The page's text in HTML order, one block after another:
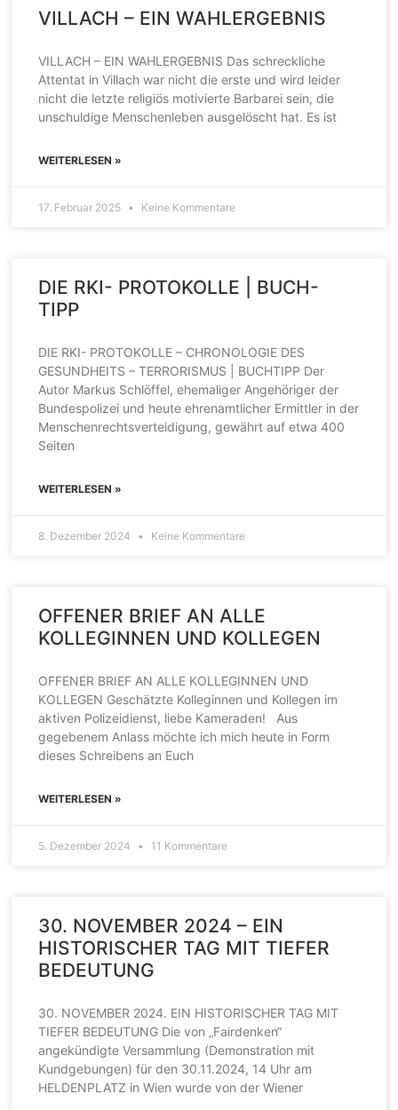
VILLACH – EIN WAHLERGEBNIS
VILLACH – EIN WAHLERGEBNIS Das schreckliche
Attentat in Villach war nicht die erste und wird leider
nicht die letzte religiös motivierte Barbarei sein, die
unschuldige Menschenleben ausgelöscht hat. Es ist
WEITERLESEN »
17. Februar 2025 Keine Kommentare
DIE RKI- PROTOKOLLE | BUCH-
TIPP
DIE RKI- PROTOKOLLE – CHRONOLOGIE DES
GESUNDHEITS – TERRORISMUS | BUCHTIPP Der
Autor Markus Schlöffel, ehemaliger Angehöriger der
Bundespolizei und heute ehrenamtlicher Ermittler in der
Menschenrechtsverteidigung, gewährt auf etwa 400
Seiten
WEITERLESEN »
8. Dezember 2024 Keine Kommentare
OFFENER BRIEF AN ALLE
KOLLEGINNEN UND KOLLEGEN
OFFENER BRIEF AN ALLE KOLLEGINNEN UND
KOLLEGEN Geschätzte Kolleginnen und Kollegen im
aktiven Polizeidienst, liebe Kameraden! Aus
gegebenem Anlass möchte ich mich heute in Form
dieses Schreibens an Euch
WEITERLESEN »
5. Dezember 2024 11 Kommentare
30. NOVEMBER 2024 – EIN
HISTORISCHER TAG MIT TIEFER
BEDEUTUNG
30. NOVEMBER 2024. EIN HISTORISCHER TAG MIT
TIEFER BEDEUTUNG Die von „Fairdenken“
angekündigte Versammlung (Demonstration mit
Kundgebungen) für den 30.11.2024, 14 Uhr am
HELDENPLATZ in Wien wurde von der Wiener